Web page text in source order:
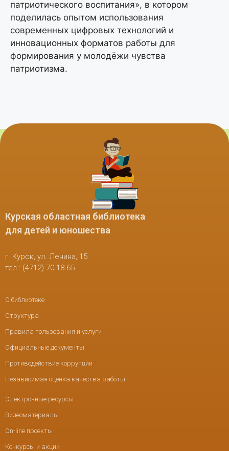
патриотического воспитания», в котором
поделилась опытом использования
современных цифровых технологий и
инновационных форматов работы для
формирования у молодёжи чувства
патриотизма.
Курская областная библиотека
для детей и юношества
г. Курск, ул. Ленина, 15
тел.: (4712) 70-18-65
О библиотеке
Структура
Правила пользования и услуги
Официальные документы
Противодействие коррупции
Независимая оценка качества работы
Электронные ресурсы
Видеоматериалы
On-line проекты
Конкурсы и акции